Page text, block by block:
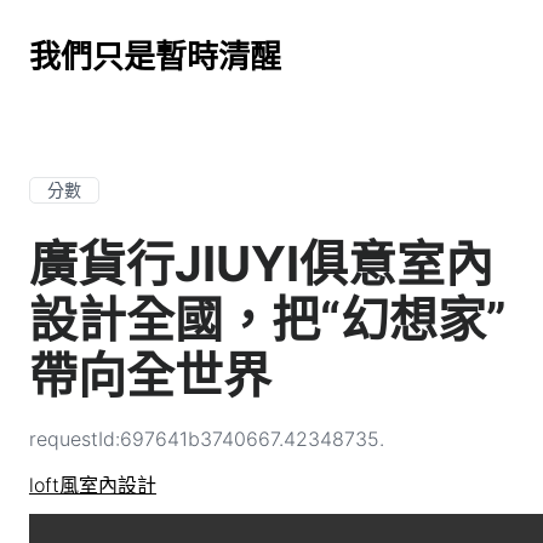
我們只是暫時清醒
分數
廣貨行JIUYI俱意室內
設計全國，把“幻想家”
帶向全世界
requestId:697641b3740667.42348735.
loft風室內設計